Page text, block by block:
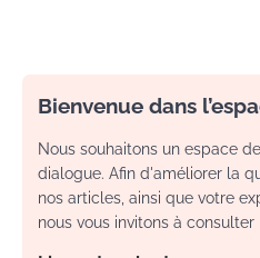
Bienvenue dans
Nous souhaitons un espace
dialogue. Afin d'améliorer la
nos articles, ainsi que votre
nous vous invitons à consulter